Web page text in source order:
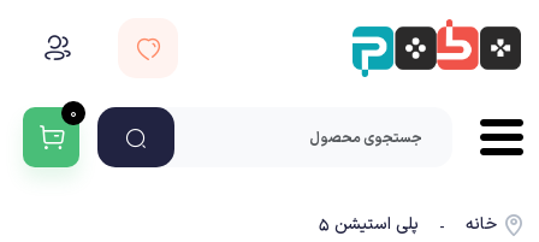
۰
خانه -
پلی استیشن ۵